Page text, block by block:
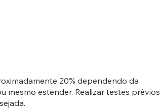
20% dependendo da
mesmo estender. Realizar testes prévios